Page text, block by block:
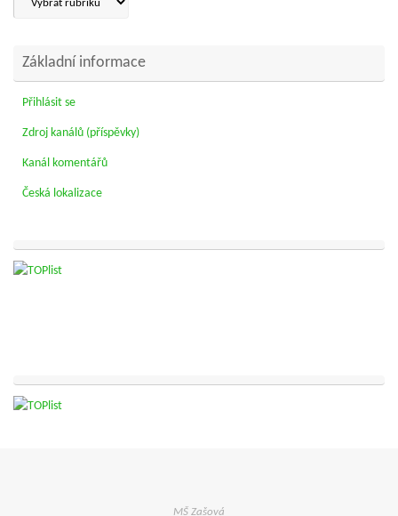
Základní informace
Přihlásit se
Zdroj kanálů (příspěvky)
Kanál komentářů
Česká lokalizace
MŠ Zašová